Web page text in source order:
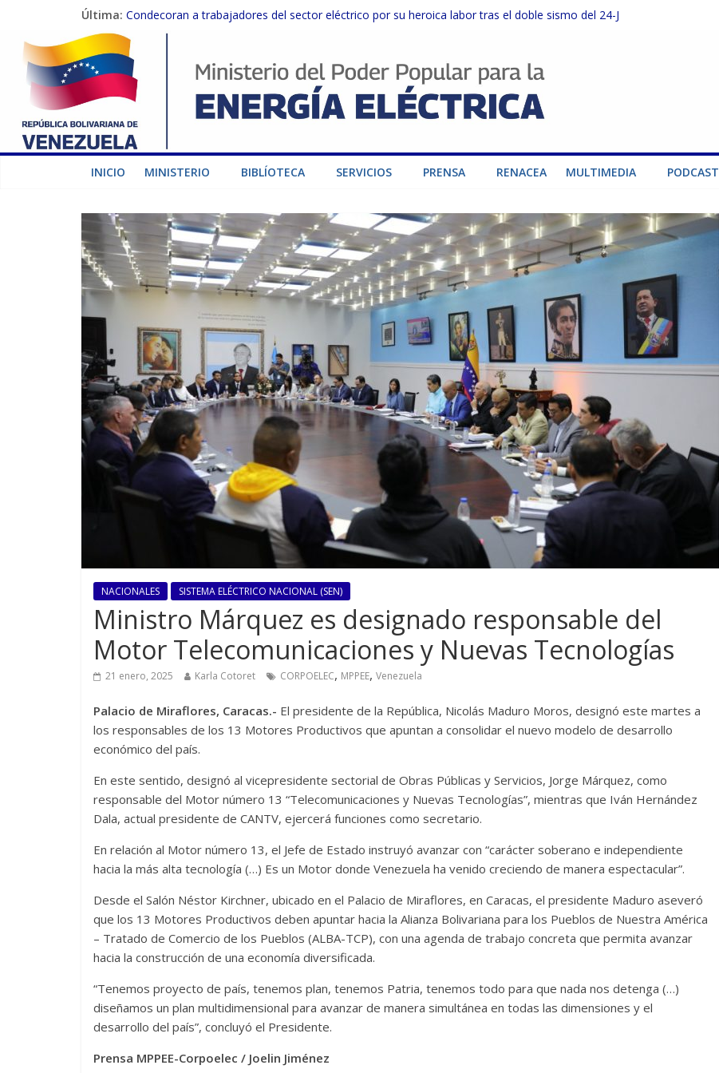
Última: Condecoran a trabajadores del sector eléctrico por su heroica labor tras el doble sismo del 24-J
Gobierno Nacional coordina acciones con el sector privado para fortalecer el SEN ante el «Súper Niño»
Inspeccionan trabajos de rehabilitación en instalaciones del SEN en Carabobo
Gobierno Nacional activa plan preventivo para fortalecer el SEN ante el fenómeno de El Niño
Termocarabobo recupera el 50% de su capacidad de generación para fortalecer el SEN
INICIO MINISTERIO BIBLÍOTECA SERVICIOS PRENSA RENACEA MULTIMEDIA PODCAST
NACIONALES SISTEMA ELÉCTRICO NACIONAL (SEN)
Ministro Márquez es designado responsable del
Motor Telecomunicaciones y Nuevas Tecnologías
21 enero, 2025 Karla Cotoret CORPOELEC, MPPEE, Venezuela
Palacio de Miraflores, Caracas.- El presidente de la República, Nicolás Maduro Moros, designó este martes a
los responsables de los 13 Motores Productivos que apuntan a consolidar el nuevo modelo de desarrollo
económico del país.
En este sentido, designó al vicepresidente sectorial de Obras Públicas y Servicios, Jorge Márquez, como
responsable del Motor número 13 “Telecomunicaciones y Nuevas Tecnologías”, mientras que Iván Hernández
Dala, actual presidente de CANTV, ejercerá funciones como secretario.
En relación al Motor número 13, el Jefe de Estado instruyó avanzar con “carácter soberano e independiente
hacia la más alta tecnología (…) Es un Motor donde Venezuela ha venido creciendo de manera espectacular”.
Desde el Salón Néstor Kirchner, ubicado en el Palacio de Miraflores, en Caracas, el presidente Maduro aseveró
que los 13 Motores Productivos deben apuntar hacia la Alianza Bolivariana para los Pueblos de Nuestra América
– Tratado de Comercio de los Pueblos (ALBA-TCP), con una agenda de trabajo concreta que permita avanzar
hacia la construcción de una economía diversificada.
“Tenemos proyecto de país, tenemos plan, tenemos Patria, tenemos todo para que nada nos detenga (…)
diseñamos un plan multidimensional para avanzar de manera simultánea en todas las dimensiones y el
desarrollo del país”, concluyó el Presidente.
Prensa MPPEE-Corpoelec / Joelin Jiménez